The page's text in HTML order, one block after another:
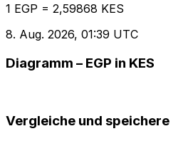
1 EGP = 2,59868 KES
8. Aug. 2026, 01:39 UTC
Diagramm – EGP in KES
Vergleiche und speichere